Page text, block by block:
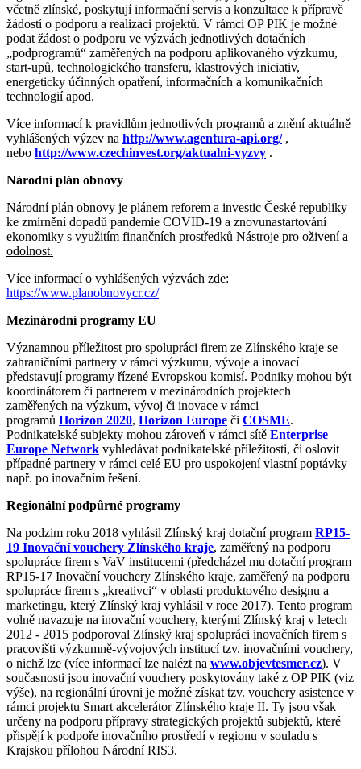
včetně zlínské, poskytují informační servis a konzultace k přípravě
žádostí o podporu a realizaci projektů. V rámci OP PIK je možné
podat žádost o podporu ve výzvách jednotlivých dotačních
„podprogramů“ zaměřených na podporu aplikovaného výzkumu,
start-upů, technologického transferu, klastrových iniciativ,
energeticky účinných opatření, informačních a komunikačních
technologií apod.
Více informací k pravidlům jednotlivých programů a znění aktuálně
vyhlášených výzev na http://www.agentura-api.org/,
nebo http://www.czechinvest.org/aktualni-vyzvy .
Národní plán obnovy
Národní plán obnovy je plánem reforem a investic České republiky
ke zmírnění dopadů pandemie COVID-19 a znovunastartování
ekonomiky s využitím finančních prostředků Nástroje pro oživení a
odolnost.
Více informací o vyhlášených výzvách zde:
https://www.planobnovycr.cz/
Mezinárodní programy EU
Významnou příležitost pro spolupráci firem ze Zlínského kraje se
zahraničními partnery v rámci výzkumu, vývoje a inovací
představují programy řízené Evropskou komisí. Podniky mohou být
koordinátorem či partnerem v mezinárodních projektech
zaměřených na výzkum, vývoj či inovace v rámci
programů Horizon 2020, Horizon Europe či COSME.
Podnikatelské subjekty mohou zároveň v rámci sítě Enterprise
Europe Network vyhledávat podnikatelské příležitosti, či oslovit
případné partnery v rámci celé EU pro uspokojení vlastní poptávky
např. po inovačním řešení.
Regionální podpůrné programy
Na podzim roku 2018 vyhlásil Zlínský kraj dotační program RP15-
19 Inovační vouchery Zlínského kraje, zaměřený na podporu
spolupráce firem s VaV institucemi (předcházel mu dotační program
RP15-17 Inovační vouchery Zlínského kraje, zaměřený na podporu
spolupráce firem s „kreativci“ v oblasti produktového designu a
marketingu, který Zlínský kraj vyhlásil v roce 2017). Tento program
volně navazuje na inovační vouchery, kterými Zlínský kraj v letech
2012 - 2015 podporoval Zlínský kraj spolupráci inovačních firem s
pracovišti výzkumně-vývojových institucí tzv. inovačními vouchery,
o nichž lze (více informací lze nalézt na www.objevtesmer.cz). V
současnosti jsou inovační vouchery poskytovány také z OP PIK (viz
výše), na regionální úrovni je možné získat tzv. vouchery asistence v
rámci projektu Smart akcelerátor Zlínského kraje II. Ty jsou však
určeny na podporu přípravy strategických projektů subjektů, které
přispějí k podpoře inovačního prostředí v regionu v souladu s
Krajskou přílohou Národní RIS3.